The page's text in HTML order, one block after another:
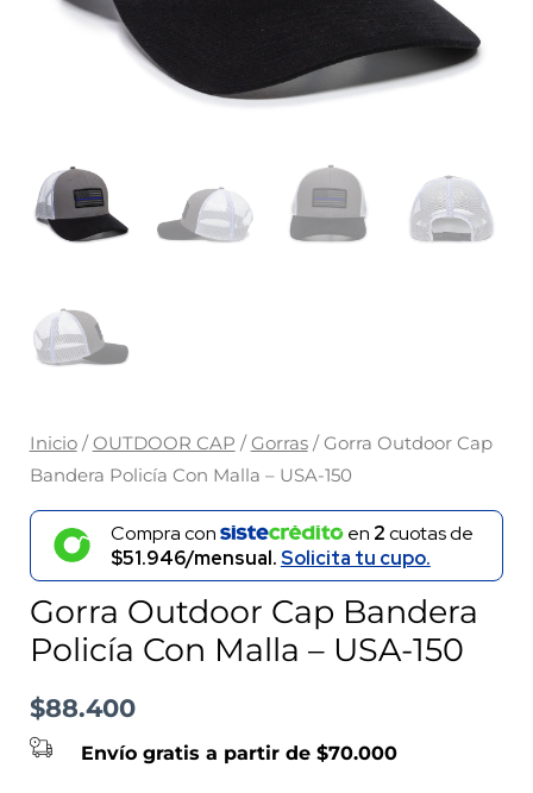
Inicio/ OUTDOOR CAP / Gorras/ Gorra Outdoor Cap
Bandera Policía Con Malla – USA-150
Compra con en 2cuotas de
$51.946/mensual.Solicita tu cupo.
Gorra Outdoor Cap Bandera
Policía Con Malla – USA-150
$88.400
Envío gratis a partir de $70.000
cantidad